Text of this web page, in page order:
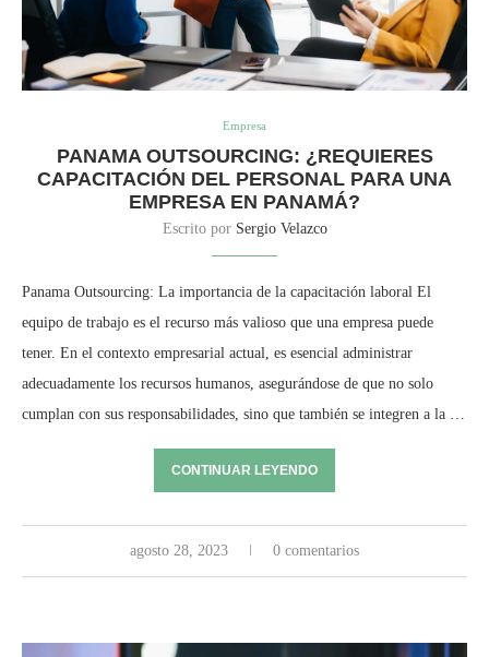
Empresa
PANAMA OUTSOURCING: ¿REQUIERES
CAPACITACIÓN DEL PERSONAL PARA UNA
EMPRESA EN PANAMÁ?
Escrito por Sergio Velazco
Panama Outsourcing: La importancia de la capacitación laboral El
equipo de trabajo es el recurso más valioso que una empresa puede
tener. En el contexto empresarial actual, es esencial administrar
adecuadamente los recursos humanos, asegurándose de que no solo
cumplan con sus responsabilidades, sino que también se integren a la …
CONTINUAR LEYENDO
agosto 28, 2023 0 comentarios